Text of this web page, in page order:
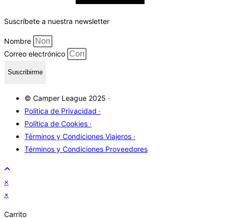
Suscríbete a nuestra newsletter
Nombre
Correo electrónico
Suscribirme
© Camper League 2025 ·
Política de Privacidad ·
Política de Cookies ·
Términos y Condiciones Viajeros ·
Términos y Condiciones Proveedores
×
×
Carrito